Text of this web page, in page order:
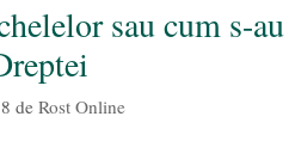
sau cum s-
de Rost Online